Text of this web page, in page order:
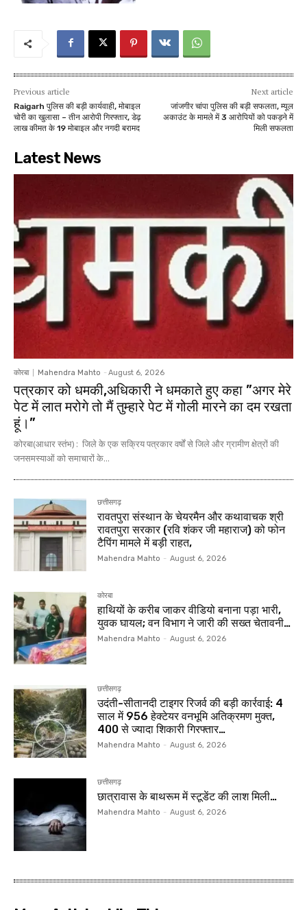
Previous article
Raigarh पुलिस की बड़ी कार्यवाही, मोबाइल
चोरी का खुलासा – तीन आरोपी गिरफ्तार, डेढ़
लाख कीमत के 19 मोबाइल और नगदी बरामद
Next article
जांजगीर चांपा पुलिस की बड़ी सफलता, म्यूल
अकाउंट के मामले में 3 आरोपियों को पकड़ने में
मिली सफलता
Latest News
कोरबा Mahendra Mahto - August 6, 2026
पत्रकार को धमकी,अधिकारी ने धमकाते हुए कहा ”अगर मेरे
पेट में लात मरोगे तो मैं तुम्हारे पेट में गोली मारने का दम रखता
हूं।”
कोरबा(आधार स्तंभ) : जिले के एक सक्रिय पत्रकार वर्षों से जिले और ग्रामीण क्षेत्रों की
जनसमस्याओं को समाचारों के...
छत्तीसगढ़
रावतपुरा संस्थान के चेयरमैन और कथावाचक श्री
रावतपुरा सरकार (रवि शंकर जी महाराज) को फोन
टैपिंग मामले में बड़ी राहत,
Mahendra Mahto - August 6, 2026
कोरबा
हाथियों के करीब जाकर वीडियो बनाना पड़ा भारी,
युवक घायल; वन विभाग ने जारी की सख्त चेतावनी…
Mahendra Mahto - August 6, 2026
छत्तीसगढ़
उदंती-सीतानदी टाइगर रिजर्व की बड़ी कार्रवाई: 4
साल में 956 हेक्टेयर वनभूमि अतिक्रमण मुक्त,
400 से ज्यादा शिकारी गिरफ्तार…
Mahendra Mahto - August 6, 2026
छत्तीसगढ़
छात्रावास के बाथरूम में स्टूडेंट की लाश मिली…
Mahendra Mahto - August 6, 2026